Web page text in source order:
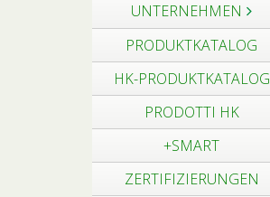
UNTERNEHMEN
PRODUKTKATALOG
HK-PRODUKTKATALOG
PRODOTTI HK
+SMART
ZERTIFIZIERUNGEN